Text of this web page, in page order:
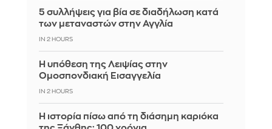
5 συλλήψεις για βία σε διαδήλωση κατά
των μεταναστών στην Αγγλία
IN 2 HOURS
Η υπόθεση της Λειψίας στην
Ομοσπονδιακή Εισαγγελία
IN 2 HOURS
Η ιστορία πίσω από τη διάσημη καριόκα